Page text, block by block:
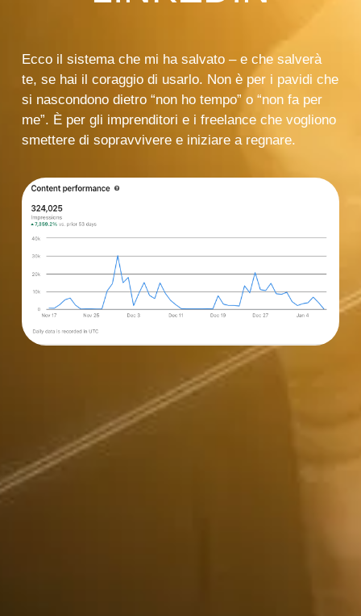
Ecco il sistema che mi ha salvato – e che salverà
te, se hai il coraggio di usarlo. Non è per i pavidi che
si nascondono dietro “non ho tempo” o “non fa per
me”. È per gli imprenditori e i freelance che vogliono
smettere di sopravvivere e iniziare a regnare.